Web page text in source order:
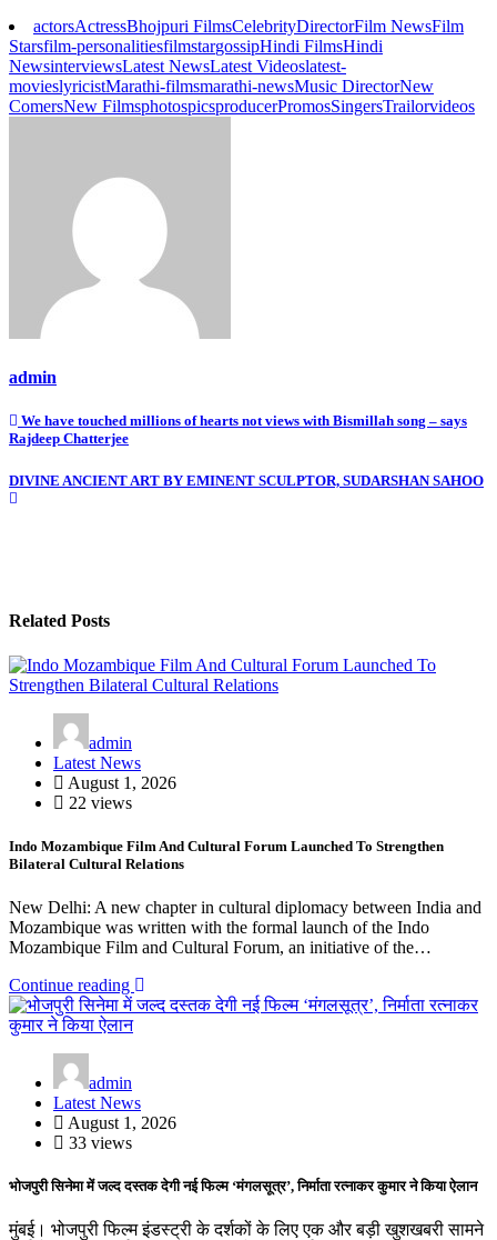
actorsActressBhojpuri FilmsCelebrityDirectorFilm NewsFilm
Starsfilm-personalitiesfilmstargossipHindi FilmsHindi
NewsinterviewsLatest NewsLatest Videoslatest-
movieslyricistMarathi-filmsmarathi-newsMusic DirectorNew
ComersNew FilmsphotospicsproducerPromosSingersTrailorvideos
admin
Post
navigation
We have touched millions of hearts not views with Bismillah song – says
Rajdeep Chatterjee
DIVINE ANCIENT ART BY EMINENT SCULPTOR, SUDARSHAN SAHOO
Related Posts
admin
Latest News
August 1, 2026
22 views
Indo Mozambique Film And Cultural Forum Launched To Strengthen
Bilateral Cultural Relations
New Delhi: A new chapter in cultural diplomacy between India and
Mozambique was written with the formal launch of the Indo
Mozambique Film and Cultural Forum, an initiative of the…
Continue reading
admin
Latest News
August 1, 2026
33 views
भोजपुरी सिनेमा में जल्द दस्तक देगी नई फिल्म ‘मंगलसूत्र’, निर्माता रत्नाकर कुमार ने किया ऐलान
मुंबई। भोजपुरी फिल्म इंडस्ट्री के दर्शकों के लिए एक और बड़ी खुशखबरी सामने